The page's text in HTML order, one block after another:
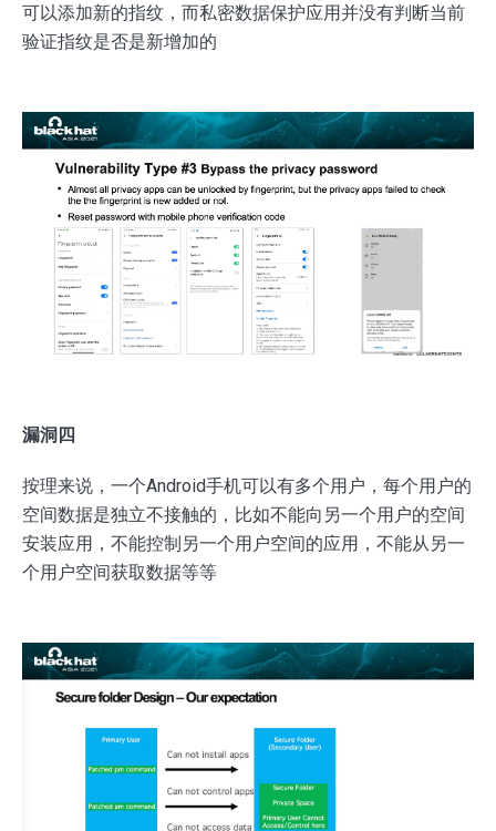
可以添加新的指纹，而私密数据保护应用并没有判断当前
验证指纹是否是新增加的
漏洞四
按理来说，一个Android手机可以有多个用户，每个用户的
空间数据是独立不接触的，比如不能向另一个用户的空间
安装应用，不能控制另一个用户空间的应用，不能从另一
个用户空间获取数据等等